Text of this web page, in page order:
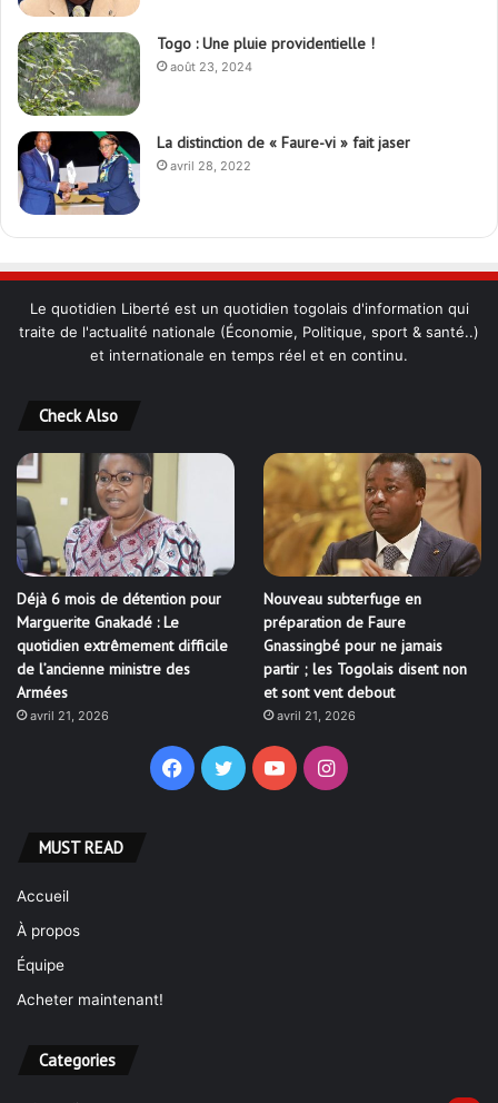
Togo : Une pluie providentielle !
août 23, 2024
La distinction de « Faure-vi » fait jaser
avril 28, 2022
Le quotidien Liberté est un quotidien togolais d'information qui
traite de l'actualité nationale (Économie, Politique, sport & santé..)
et internationale en temps réel et en continu.
Check Also
Déjà 6 mois de détention pour
Marguerite Gnakadé : Le
quotidien extrêmement difficile
de l’ancienne ministre des
Armées
avril 21, 2026
Nouveau subterfuge en
préparation de Faure
Gnassingbé pour ne jamais
partir ; les Togolais disent non
et sont vent debout
avril 21, 2026
Facebook
TwitterYouTubeInstagram
MUST READ
Accueil
À propos
Équipe
Acheter maintenant!
Categories